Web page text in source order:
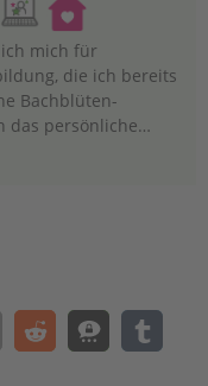
mich für
Bachblüten-
das persönliche
Nutzung. Am
Bachblüten in der